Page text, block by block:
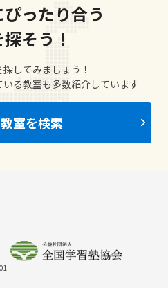
ったり合う
そう！
してみましょう！
る教室も多数紹介しています
室を検索